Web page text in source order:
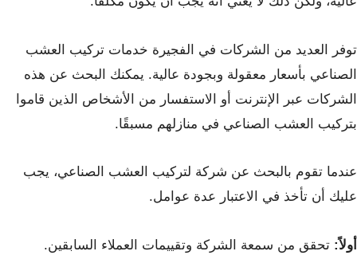
توفر العديد من الشركات في الفجيرة خدمات تركيب العشب
الصناعي بأسعار معقولة وبجودة عالية. يمكنك البحث عن هذه
الشركات عبر الإنترنت أو الاستفسار من الأشخاص الذين قاموا
بتركيب العشب الصناعي في منازلهم مسبقًا.
عندما تقوم بالبحث عن شركة لتركيب العشب الصناعي، يجب
عليك أن تأخذ في الاعتبار عدة عوامل.
أولاً: تحقق من سمعة الشركة وتقييمات العملاء السابقين.